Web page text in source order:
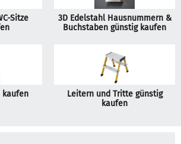
Sitze
3D Edelstahl Hausnummern &
Buchstaben günstig kaufen
kaufen
Leitern und Tritte günstig
kaufen